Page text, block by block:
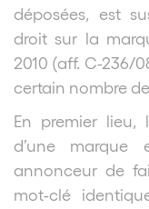
déposées, est
droit sur la
2010 (aff. C-236/
certain nombre
En premier lieu,
d’une
annonceur de
mot-clé